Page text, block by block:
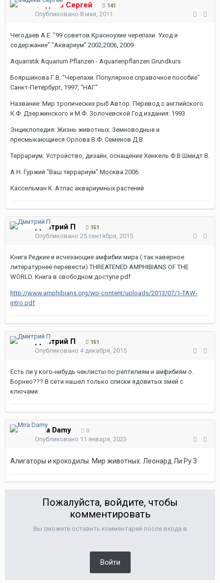
Фадеев Сергей 141
Опубликовано 8 мая, 2011
Чегодаев А.Е. "99 советов.Красноухие черепахи. Уход и
содержание" "Аквариум" 2002,2006, 2009
Aquaristik Aquarium Pflanzen - Aquarienpflanzen Grundkurs
Бояршинова Г.В. "Черепахи. Популярное справочное пособие"
Санкт-Петербург, 1997, "НАГ"
Название: Мир тропических рыб Автор: Перевод с английского
К.Ф. Дзержинского и М.Ф. Золочевской Год издания: 1993
Энциклопедия: Жизнь животных. Земноводные и
пресмыкающиеся Орлова В.Ф. Семенов Д.В.
Террариум. Устройство, дизайн, оснащение Хенкель Ф.В Шмидт В.
А.Н. Гуржий "Ваш террариум" Москва 2006
Кассельман К. Атлас аквариумных растений
Дмитрий П 151
Опубликовано 25 сентября, 2015
Книга Редкие и исчезающие амфибии мира ( так наверное
литературнее перевести) THREATENED AMPHIBIANS OF THE
WORLD. Книга в свободном доступе pdf
http://www.amphibians.org/wp-content/uploads/2013/07/1-TAW-
intro.pdf
Дмитрий П 151
Опубликовано 4 декабря, 2015
Есть ли у кого-нибудь чеклисты по рептилиям и амфибиям о.
Борнео??? В сети нашел только списки ядовитых змей с
ключами.
Mira Damy 0
Опубликовано 11 января, 2023
Алигаторы и крокодилы. Мир животных. Леонард Ли Ру 3
Пожалуйста, войдите, чтобы
комментировать
Вы сможете оставить комментарий после входа в
Войти